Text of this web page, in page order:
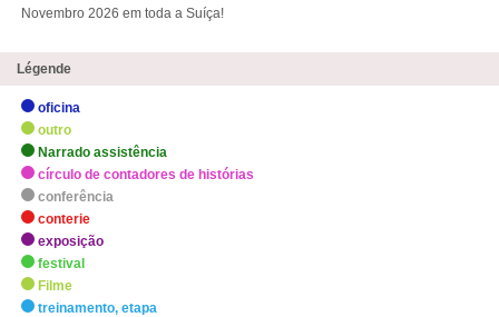
Novembro 2026 em toda a Suíça!
Légende
oficina
outro
Narrado assistência
círculo de contadores de histórias
conferência
conterie
exposição
festival
Filme
treinamento, etapa